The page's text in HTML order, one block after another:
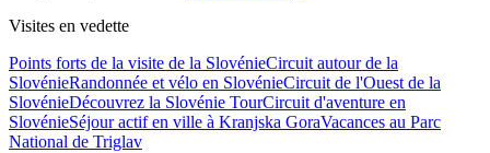
Visites en vedette
Points forts de la visite de la SlovénieCircuit autour de la
SlovénieRandonnée et vélo en SlovénieCircuit de l'Ouest de la
SlovénieDécouvrez la Slovénie TourCircuit d'aventure en
SlovénieSéjour actif en ville à Kranjska GoraVacances au Parc
National de Triglav